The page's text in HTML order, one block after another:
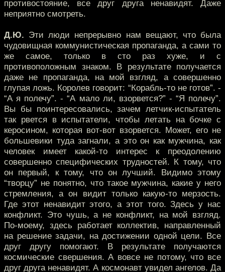
противостояние, все друг друга ненавидят. Даже
неприятно смотреть.
Д.Ю. Эти люди непрерывно нам вещают, что была
чудовищная коммунистическая пропаганда, а сами то
же самое, только в сто раз хуже, и с
противоположным знаком. В результате получается
даже не пропаганда, на мой взгляд, а совершенно
глупая ложь. Королев говорит: “Корабль-то не готов”. -
“А я полечу”. - “А мало ли, взорвется?” - “Я полечу”.
Вы бы поинтересовались, зачем летчик-испытатель
так рвется в испытатели, чтобы летать на бочке с
керосином, которая вот-вот взорвется. Может, его не
большевики туда загнали, а это он как мужчина, как
человек имеет какой-то интерес к преодолению
совершенно специфических трудностей. К тому, что
он первый, к тому, что он лучший. Видимо этому
“творцу” не понятно, что такое мужчина, какие у него
стремления, а он видит только какую-то мерзость.
Где этот ненавидит этого, а этот того. Здесь у нас
конфликт. Это чушь, а не конфликт, на мой взгляд.
По-моему, здесь работает коллектив, направленный
на решение задачи, на достижении одной цели. Все
друг другу помогают. В результате получаются
космические свершения. А вовсе не потому, что все
друг друга ненавидят. А космонавт увидел ангелов. Да